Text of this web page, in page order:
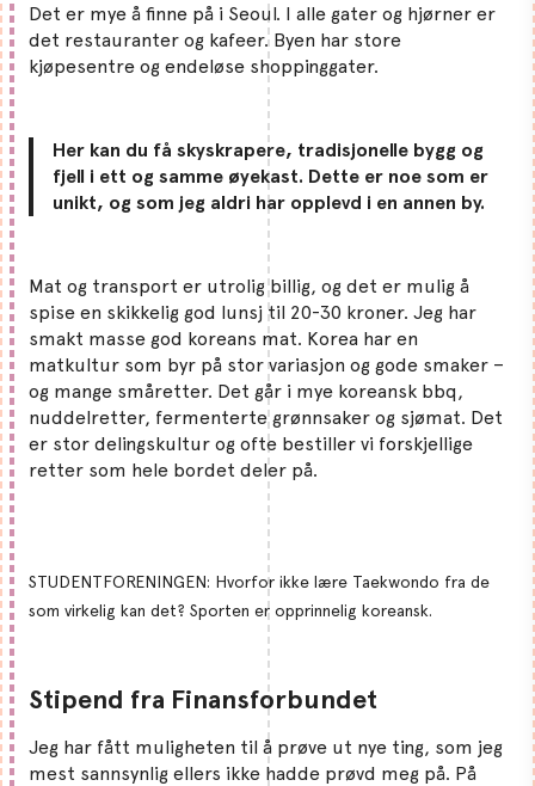
Det er mye å finne på i Seoul. I alle gater og hjørner er
det restauranter og kafeer. Byen har store
kjøpesentre og endeløse shoppinggater.
Her kan du få skyskrapere, tradisjonelle bygg og
fjell i ett og samme øyekast. Dette er noe som er
unikt, og som jeg aldri har opplevd i en annen by.
Mat og transport er utrolig billig, og det er mulig å
spise en skikkelig god lunsj til 20-30 kroner. Jeg har
smakt masse god koreans mat. Korea har en
matkultur som byr på stor variasjon og gode smaker –
og mange småretter. Det går i mye koreansk bbq,
nuddelretter, fermenterte grønnsaker og sjømat. Det
er stor delingskultur og ofte bestiller vi forskjellige
retter som hele bordet deler på.
STUDENTFORENINGEN: Hvorfor ikke lære Taekwondo fra de
som virkelig kan det? Sporten er opprinnelig koreansk.
Stipend fra Finansforbundet
Jeg har fått muligheten til å prøve ut nye ting, som jeg
mest sannsynlig ellers ikke hadde prøvd meg på. På